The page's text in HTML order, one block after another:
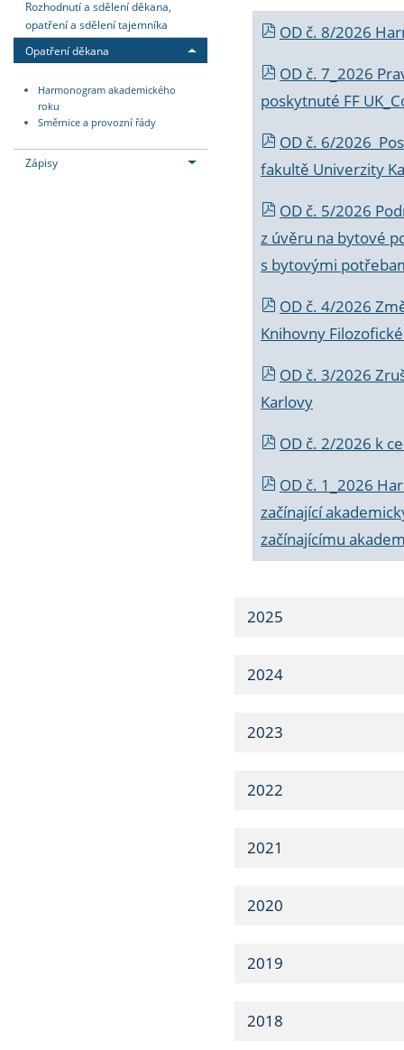
Rozhodnutí a sdělení děkana,
opatření a sdělení tajemníka
Opatření děkana
Harmonogram akademického
roku
Směrnice a provozní řády
Zápisy
OD č. 8/2026
OD č. 7_2026
poskytnuté FF
OD č. 6/2026
fakultě Univerzity
OD č. 5/2026
z úvěru na bytové
s bytovými
OD č. 4/2026
Knihovny
OD č. 3/2026
Karlovy
OD č. 2/2026 k
OD č. 1_2026
začínající
začínajícímu
2025
2024
2023
2022
2021
2020
2019
2018